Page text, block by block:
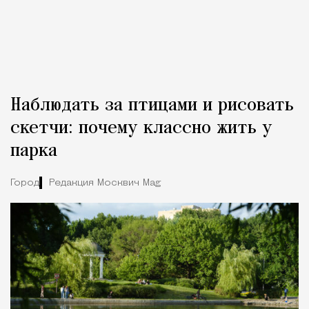
Наблюдать за птицами и рисовать
скетчи: почему классно жить у
парка
Город Редакция Москвич Mag